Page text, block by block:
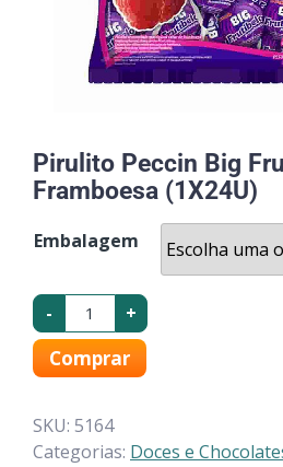
Pirulito Peccin Big
Framboesa (1X24U)
Embalagem
- +
Comprar
SKU: 5164
Categorias: Doces e